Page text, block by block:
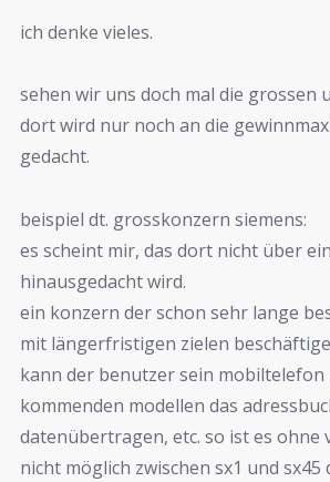
ich denke vieles.
sehen wir uns doch mal die grossen
dort wird nur noch an die
gedacht.
beispiel dt. grosskonzern siemens:
es scheint mir, das dort nicht über
hinausgedacht wird.
ein konzern der schon sehr lange
mit längerfristigen zielen
kann der benutzer sein mobiltelefon
kommenden modellen das
datenübertragen, etc. so ist es ohne
nicht möglich zwischen sx1 und sx45